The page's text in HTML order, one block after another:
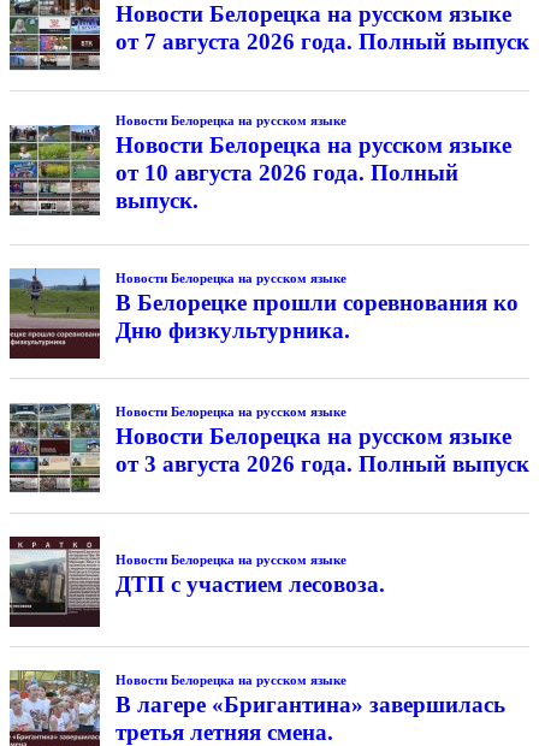
Новости Белорецка на русском языке
от 7 августа 2026 года. Полный выпуск
Новости Белорецка на русском языке
Новости Белорецка на русском языке
от 10 августа 2026 года. Полный
выпуск.
Новости Белорецка на русском языке
В Белорецке прошли соревнования ко
Дню физкультурника.
Новости Белорецка на русском языке
Новости Белорецка на русском языке
от 3 августа 2026 года. Полный выпуск
Новости Белорецка на русском языке
ДТП с участием лесовоза.
Новости Белорецка на русском языке
В лагере «Бригантина» завершилась
третья летняя смена.